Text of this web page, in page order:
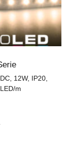
12W, IP20,
m